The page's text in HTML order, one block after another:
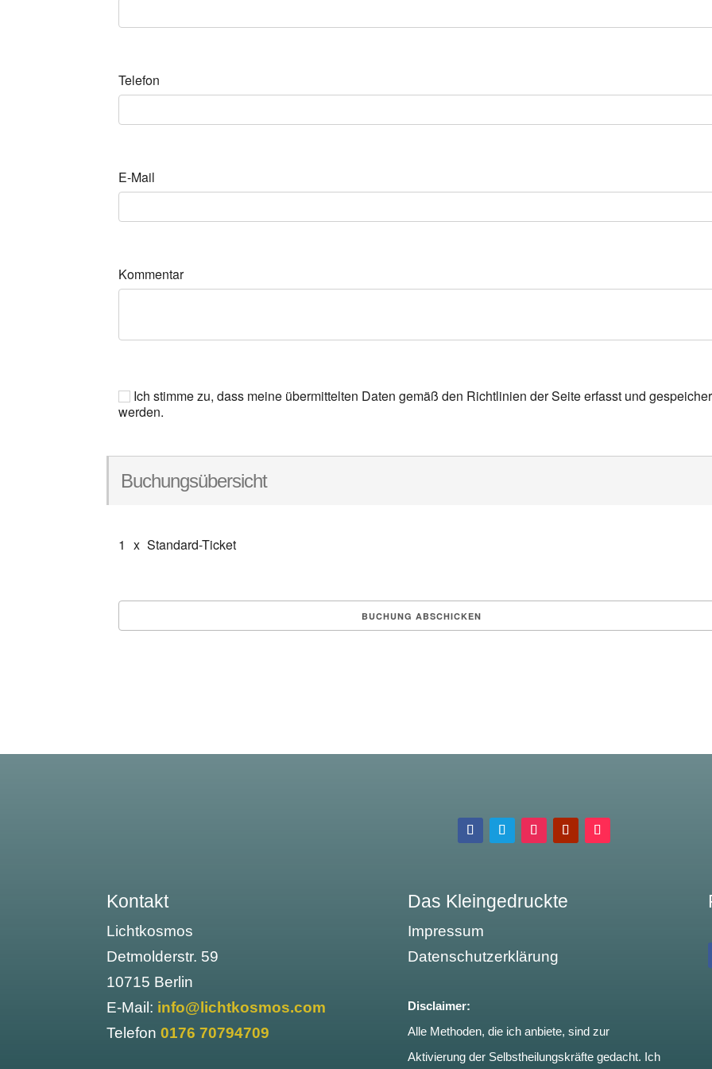
Telefon
E-Mail
Kommentar
Ich stimme zu, dass meine übermittelten Daten gemäß den Richtlinien der Seite erfasst und
werden.
Buchungsübersicht
1 x Standard-Ticket
Kontakt
Lichtkosmos
Detmolderstr. 59
10715 Berlin
E-Mail: info@lichtkosmos.com
Telefon0176 70794709
Das Kleingedruckte
Impressum
Datenschutzerklärung
Disclaimer:
Alle Methoden, die ich anbiete, sind zur
Aktivierung der Selbstheilungskräfte gedacht. Ich